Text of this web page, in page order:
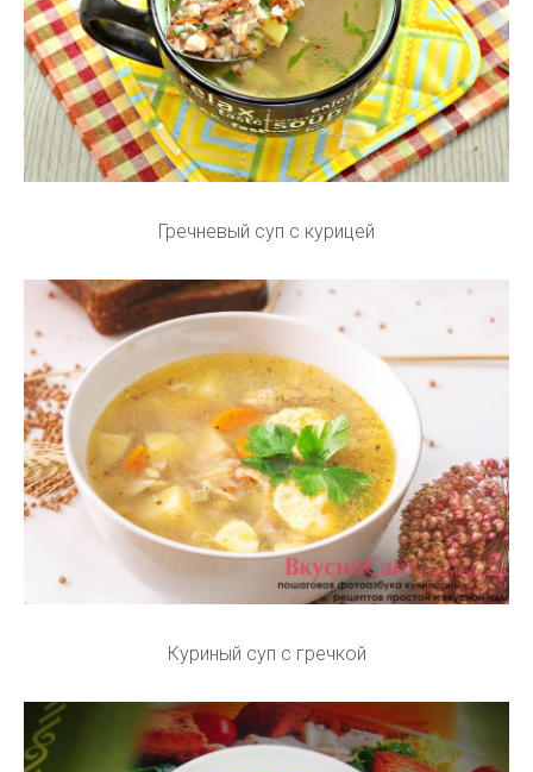
Гречневый суп с курицей
Куриный суп с гречкой